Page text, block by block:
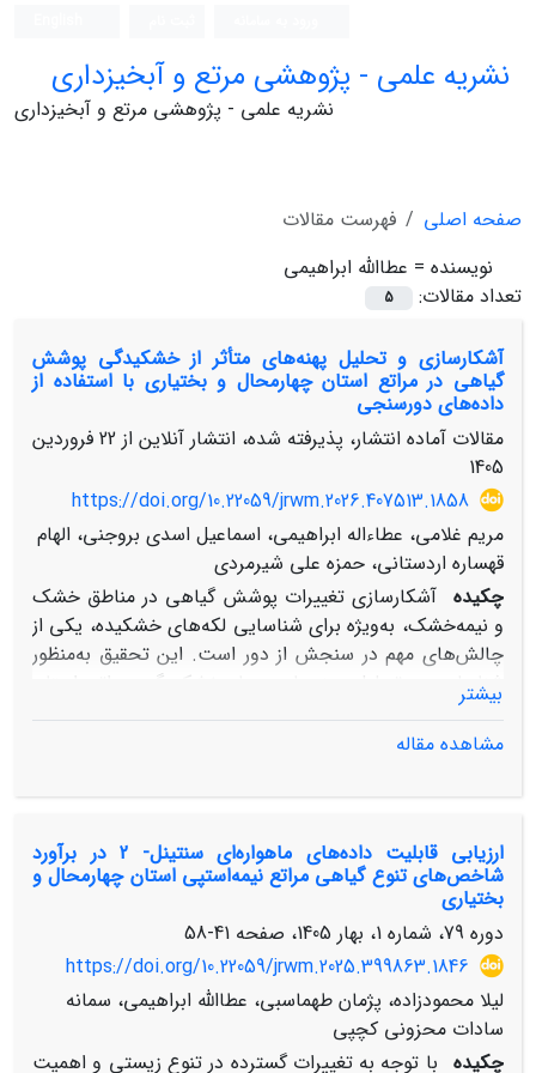
نشریه علمی - پژوهشی مرتع و آبخیزداری
نشریه علمی - پژوهشی مرتع و آبخیزداری
صفحه اصلی
فهرست مقالات
نویسنده = عطاالله ابراهیمی
تعداد مقالات:
5
آشکارسازی و تحلیل پهنه‌های متأثر از خشکیدگی پوشش
گیاهی در مراتع استان چهارمحال و بختیاری با استفاده از
داده‌های دورسنجی
مقالات آماده انتشار، پذیرفته شده، انتشار آنلاین از
22 فروردین
1405
https://doi.org/10.22059/jrwm.2026.407513.1858
مریم غلامی، عطاءاله ابراهیمی، اسماعیل اسدی بروجنی، الهام
قهساره اردستانی، حمزه علی شیرمردی
چکیده آشکارسازی تغییرات پوشش گیاهی در مناطق خشک
و نیمه‌خشک، به‌ویژه برای شناسایی لکه‌های خشکیده، یکی از
چالش‌های مهم در سنجش از دور است. این تحقیق به‌منظور
شناسایی و تحلیل پهنه‌های دچار خشکیدگی مراتع استان
چهارمحال و بختیاری با استفاده از داده‌های دورسنجی و
2013 و 2023 برای شاخص‌های مختلف نظیر NDVI، VHI،TCT
شناسایی لکه‌های خشکیده انجام شد. به‌منظور صحت‌سنجی
نتایج، پس از شناسایی لکه‌های خشکیده، به عرصه‌های
طبیعی مراجعه و آماربرداری میدانی انجام گردید تا تطابق
مناطق شناسایی‌شده با وضعیت واقعی ارزیابی شود. نتایج
نشان داد که شاخص SR با دقت کلی 75 درصد و ضریب
کاپای 75/0 بهترین عملکرد را در شناسایی لکه‌های خشکیده
داشت و نشان‌دهنده‌ی تطابق مناسب نتایج با داده‌های
میدانی است. پس از آن، شاخص VHI با دقت 60 درصد و
بیشتر
مشاهده مقاله
ارزیابی قابلیت داده‌های ماهواره‌ای سنتینل- 2 در برآورد
شاخص‌های تنوع گیاهی مراتع نیمه‌استپی استان چهارمحال و
بختیاری
دوره 79، شماره 1، بهار 1405، صفحه
41-58
https://doi.org/10.22059/jrwm.2025.399863.1846
لیلا محمودزاده، پژمان طهماسبی، عطاالله ابراهیمی، سمانه
سادات محزونی کچپی
چکیده با توجه به تغییرات گسترده در تنوع زیستی و اهمیت